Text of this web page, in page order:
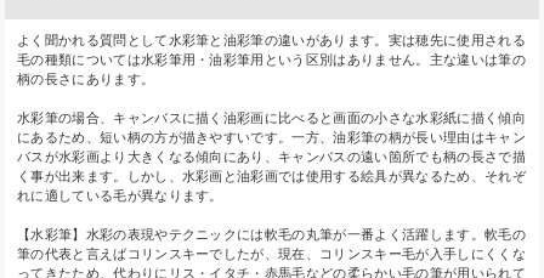
よく聞かれる質問として水彩筆と油彩筆の違いがあります。実は穂先に使用される
毛の種類については水彩筆用・油彩筆用という区別はありません。主な違いは筆の
柄の長さにあります。
水彩筆の場合、キャンバスに描く油彩画に比べると画面の小さな水彩紙に描く傾向
にあるため、短い柄の方が描きやすいです。一方、油彩筆の柄が長い理由はキャン
バスが水彩画より大きくなる傾向にあり、キャンバスの遠い箇所でも柄の長さで描
く事が出来ます。しかし、水彩画と油彩画では使用する絵具が異なるため、それぞ
れに適している毛が異なります。
【水彩筆】水彩の表現やテクニックには軟毛の丸筆が一番よく活躍します。軟毛の
筆の代表と言えばコリンスキーでしたが、現在、コリンスキー毛が入手しにくくな
ってきたため、代わりにリス・イタチ・赤馬毛などの柔らかい毛の筆が用いられて